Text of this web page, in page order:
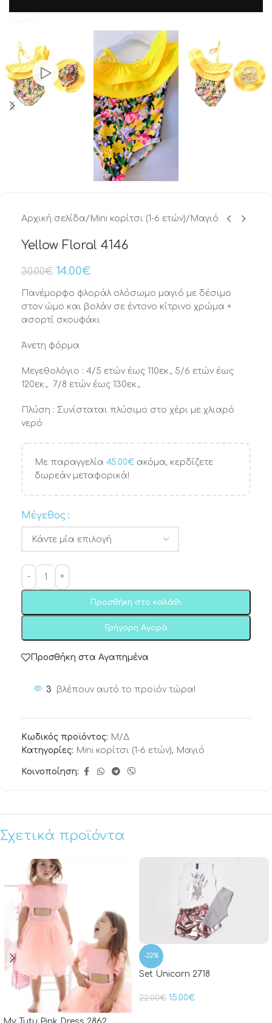
Αρχική σελίδα/ Mini κορίτσι (1-6 ετών)/ Μαγιό
Yellow Floral 4146
30.00€ 14.00€
Πανέμορφο φλοράλ ολόσωμο μαγιό με δέσιμο
στον ώμο και βολάν σε έντονο κίτρινο χρώμα +
ασορτί σκουφάκι
Άνετη φόρμα
Μεγεθολόγιο : 4/5 ετών έως 110εκ., 5/6 ετών έως
120εκ., 7/8 ετών έως 130εκ.,
Πλύση : Συνίσταται πλύσιμο στο χέρι με χλιαρό
νερό
Με παραγγελία 45.00€ ακόμα, κερδίζετε
δωρεάν μεταφορικά!
Μέγεθος
Προσθήκη στο καλάθι
Γρήγορη Αγορά
Προσθήκη στα Αγαπημένα
3 βλέπουν αυτό το προϊόν τώρα!
Κωδικός προϊόντος: Μ/Δ
Κατηγορίες: Mini κορίτσι (1-6 ετών), Μαγιό
Κοινοποίηση:
Σχετικά προϊόντα
-32%
Set Unicorn 2718
22.00€ 15.00€